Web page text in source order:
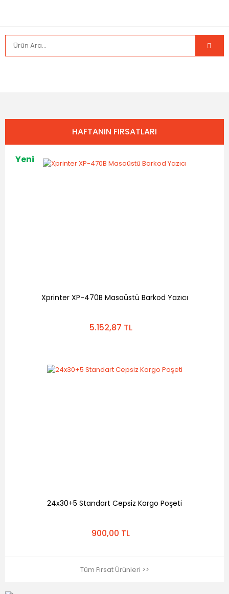
HAFTANIN FIRSATLARI
Yeni
Xprinter XP-470B Masaüstü Barkod Yazıcı
5.152,87 TL
24x30+5 Standart Cepsiz Kargo Poşeti
900,00 TL
Tüm Fırsat Ürünleri >>